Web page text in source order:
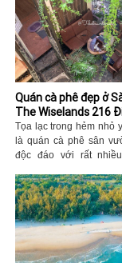
Quán cà phê đẹp ở
The Wiselands 216
Phủ, Q.3, TP.HCM
Tọa lạc trong hẻm nhỏ
là quán cà phê sân
độc đáo với rất nhiều
chốn bình yên, xanh
cho bạn, nơi bạn có
phí hàng ngày đầu
thưởng thức đồ uống